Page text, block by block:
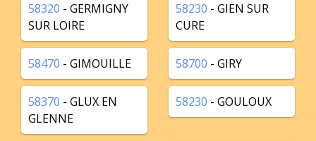
58320 - GERMIGNY
SUR LOIRE
58230 - GIEN SUR
CURE
58470 - GIMOUILLE 58700 - GIRY
58370 - GLUX EN
GLENNE
58230 - GOULOUX